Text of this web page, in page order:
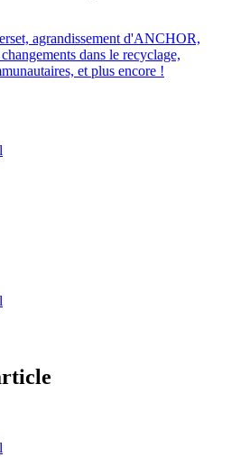
agrandissement d'ANCHOR,
dans le recyclage,
et plus encore !